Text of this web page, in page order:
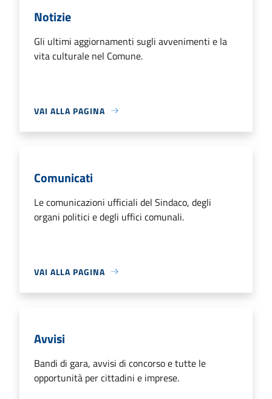
Notizie
Gli ultimi aggiornamenti sugli avvenimenti e la
vita culturale nel Comune.
VAI ALLA PAGINA
Comunicati
Le comunicazioni ufficiali del Sindaco, degli
organi politici e degli uffici comunali.
VAI ALLA PAGINA
Avvisi
Bandi di gara, avvisi di concorso e tutte le
opportunità per cittadini e imprese.